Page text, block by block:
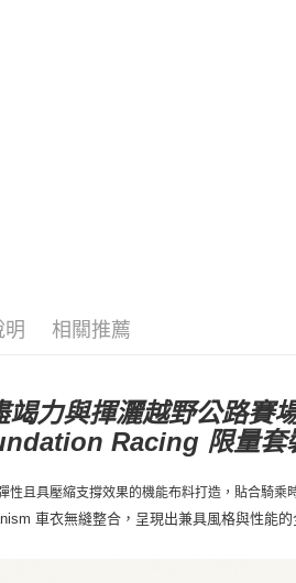
明 相關推薦
竭力與揮灑越野公路賽
Racing 限量套
性且具壓縮支撐效果的機能布料打造，貼合騎
車衣無縫整合，呈現出兼具風格與性能的